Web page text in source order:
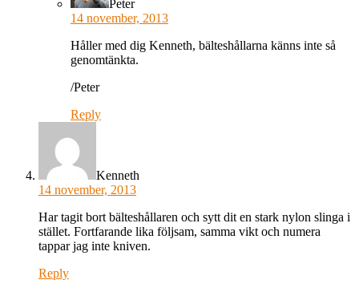
Peter
14 november, 2013
Håller med dig Kenneth, bälteshållarna känns inte så
genomtänkta.
/Peter
Reply
Kenneth
14 november, 2013
Har tagit bort bälteshållaren och sytt dit en stark nylon slinga i
stället. Fortfarande lika följsam, samma vikt och numera
tappar jag inte kniven.
Reply